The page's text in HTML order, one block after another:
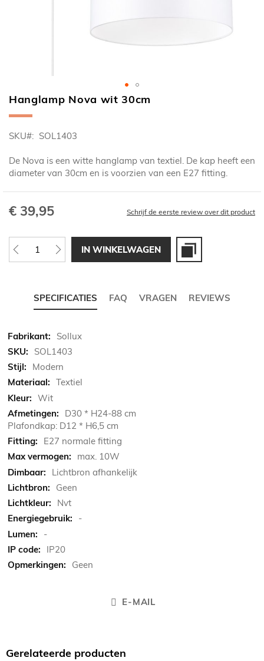
Ga
naar
begin
de
afbeeldingen-
Hanglamp Nova wit 30cm
SKU SOL1403
De Nova is een witte hanglamp van textiel. De kap heeft een
diameter van 30cm en is voorzien van een E27 fitting.
€ 39,95 Schrijf de eerste review over dit product
IN WINKELWAGEN
SPECIFICATIES FAQ VRAGEN REVIEWS
Meer
informatie
Sollux
SOL1403
Modern
Textiel
Wit
D30 * H24-88 cm
Plafondkap: D12 * H6,5 cm
E27 normale fitting
max. 10W
Lichtbron afhankelijk
Geen
Nvt
-
-
IP20
Geen
E-MAIL
Gerelateerde producten